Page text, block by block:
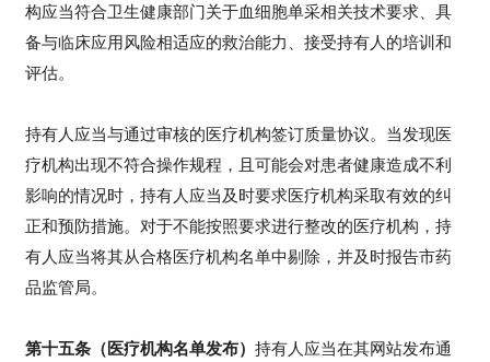
构应当符合卫生健康部门关于血细胞单采相关技术要求、具
备与临床应用风险相适应的救治能力、接受持有人的培训和
评估。
持有人应当与通过审核的医疗机构签订质量协议。当发现医
疗机构出现不符合操作规程，且可能会对患者健康造成不利
影响的情况时，持有人应当及时要求医疗机构采取有效的纠
正和预防措施。对于不能按照要求进行整改的医疗机构，持
有人应当将其从合格医疗机构名单中剔除，并及时报告市药
品监管局。
第十五条（医疗机构名单发布） 持有人应当在其网站发布通